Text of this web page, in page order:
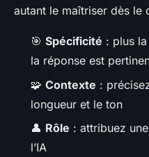
autant le maîtriser dès le
🎯 Spécificité : plus
la réponse est
🧩 Contexte :
longueur et le ton
👤 Rôle : attribuez
l’IA